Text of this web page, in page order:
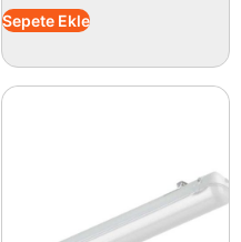
Sepete Ekle